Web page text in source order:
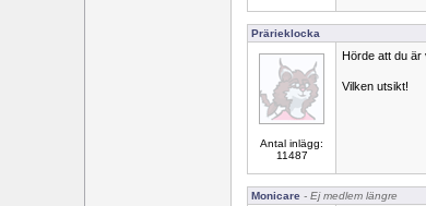
Prärieklocka
Antal inlägg:
11487
Hörde att du är
Vilken utsikt!
Monicare - Ej medlem längre